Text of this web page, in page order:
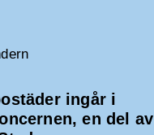
ingår i
en del av